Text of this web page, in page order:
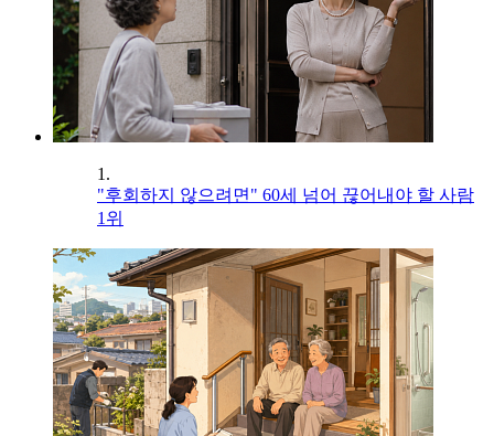
1.
"후회하지 않으려면" 60세 넘어 끊어내야 할 사람
1위